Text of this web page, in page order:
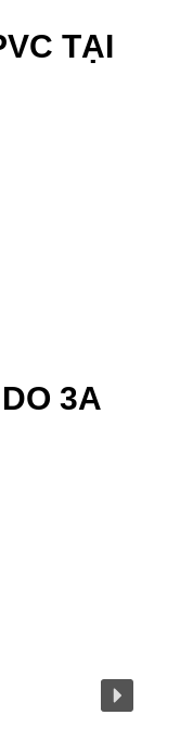
TẠI
3A